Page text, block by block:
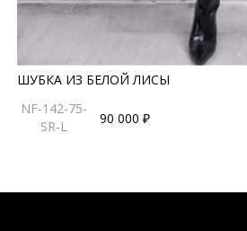
ШУБКА ИЗ БЕЛОЙ ЛИСЫ
NF-142-75-
SR-L
90 000 ₽